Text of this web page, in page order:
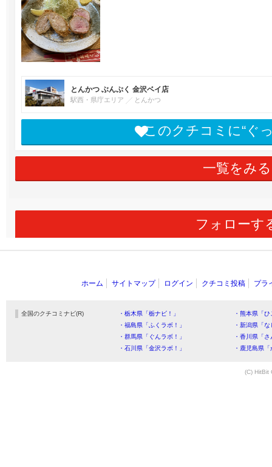
とんかつ ぶんぷく 金沢ベイ店
駅西・県庁エリア とんかつ
このクチコミに“ぐ
一覧をみる
フォローす
ホーム サイトマップ ログイン クチコミ投稿 プラ
全国のクチコミナビ(R) ・栃木県「栃ナビ！」
・熊本県「
・福島県「ふくラボ！」
・新潟県「
・群馬県「ぐんラボ！」
・香川県「
・石川県「金沢ラボ！」
・鹿児島県
(C) HitBit